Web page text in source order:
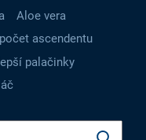
Aloe vera
ascendentu
palačinky